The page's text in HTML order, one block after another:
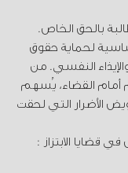
لحماية حقوق
النفسي. من
أمام القضاء، يُسهم
الأضرار التي لحقت
قضايا الابتزاز :